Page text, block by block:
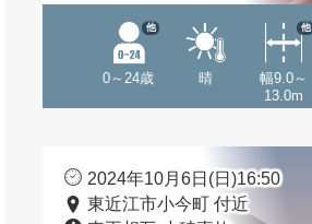
0～24歳
他
晴
幅9.0～
13.0m
他
2024年10月6日(日)16:50
東近江市小今町 付近